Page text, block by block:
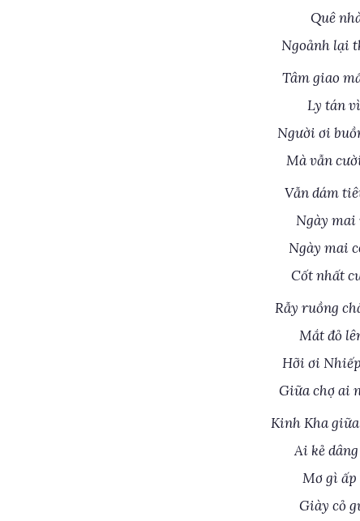
Quê
Ngoảnh lại
Tâm giao
Ly tán
Người ơi
Mà vẫn
Vẫn dám
Ngày mai
Ngày mai
Cốt nhất
Rẫy ruồng
Mắt đỏ
Hỡi ơi
Giữa chợ ai
Kinh Kha
Ai kẻ
Mơ gì
Giày cỏ